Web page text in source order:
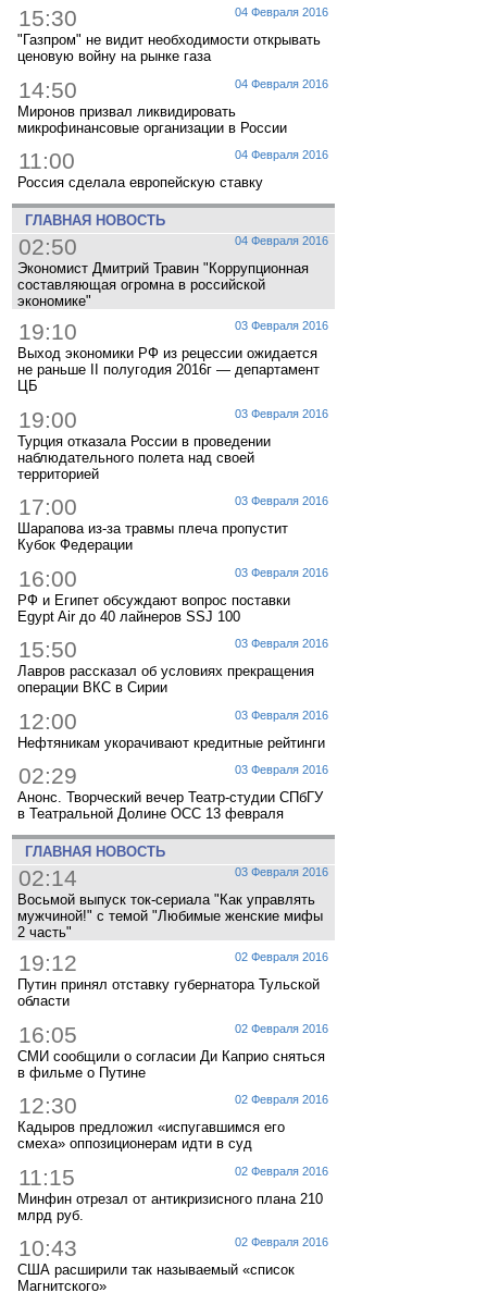
04 Февраля 2016
15:30
"Газпром" не видит необходимости открывать
ценовую войну на рынке газа
04 Февраля 2016
14:50
Миронов призвал ликвидировать
микрофинансовые организации в России
04 Февраля 2016
11:00
Россия сделала европейскую ставку
ГЛАВНАЯ НОВОСТЬ
04 Февраля 2016
02:50
Экономист Дмитрий Травин "Коррупционная
составляющая огромна в российской
экономике"
03 Февраля 2016
19:10
Выход экономики РФ из рецессии ожидается
не раньше II полугодия 2016г — департамент
ЦБ
03 Февраля 2016
19:00
Турция отказала России в проведении
наблюдательного полета над своей
территорией
03 Февраля 2016
17:00
Шарапова из-за травмы плеча пропустит
Кубок Федерации
03 Февраля 2016
16:00
РФ и Египет обсуждают вопрос поставки
Egypt Air до 40 лайнеров SSJ 100
03 Февраля 2016
15:50
Лавров рассказал об условиях прекращения
операции ВКС в Сирии
03 Февраля 2016
12:00
Нефтяникам укорачивают кредитные рейтинги
03 Февраля 2016
02:29
Анонс. Творческий вечер Театр-студии СПбГУ
в Театральной Долине ОСС 13 февраля
ГЛАВНАЯ НОВОСТЬ
03 Февраля 2016
02:14
Восьмой выпуск ток-сериала "Как управлять
мужчиной!" с темой "Любимые женские мифы
2 часть"
02 Февраля 2016
19:12
Путин принял отставку губернатора Тульской
области
02 Февраля 2016
16:05
СМИ сообщили о согласии Ди Каприо сняться
в фильме о Путине
02 Февраля 2016
12:30
Кадыров предложил «испугавшимся его
смеха» оппозиционерам идти в суд
02 Февраля 2016
11:15
Минфин отрезал от антикризисного плана 210
млрд руб.
02 Февраля 2016
10:43
США расширили так называемый «список
Магнитского»